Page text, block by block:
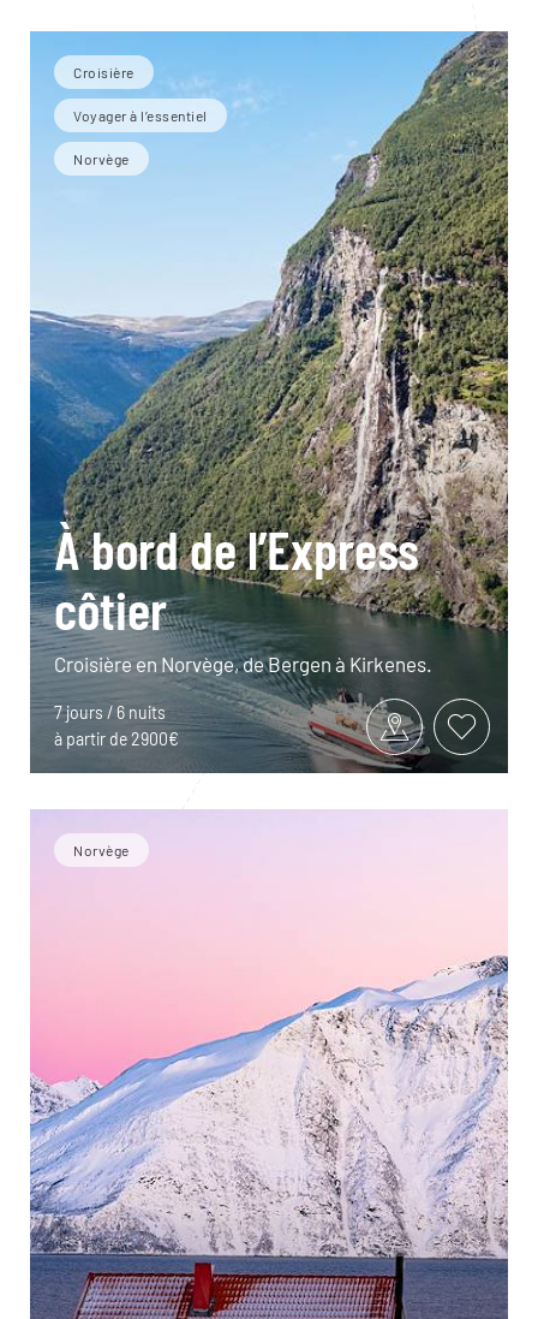
Croisière
Voyager à l’essentiel
Norvège
À bord de l’Express
côtier
Croisière en Norvège, de Bergen à Kirkenes.
7 jours / 6 nuits
à partir de 2900€
Norvège